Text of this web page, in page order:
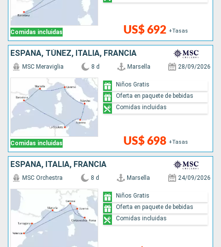
Comidas incluidas US$ 692 +Tasas
ESPAÑA, TÚNEZ, ITALIA, FRANCIA
Comidas incluidas
MSC Meraviglia 8 d Marsella 28/09/2026
US$ 698 +Tasas
Niños Gratis
Oferta en paquete de bebidas
Comidas incluidas
ESPAÑA, ITALIA, FRANCIA
MSC Orchestra 8 d Marsella 24/09/2026
Niños Gratis
Oferta en paquete de bebidas
Comidas incluidas